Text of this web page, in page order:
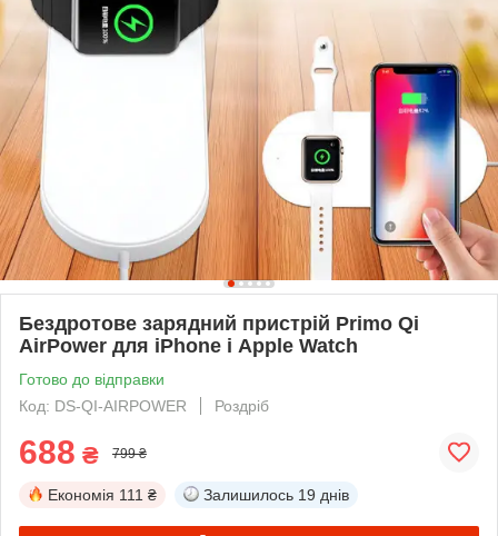
Бездротове зарядний пристрій Primo Qi
AirPower для iPhone і Apple Watch
Готово до відправки
Код: DS-QI-AIRPOWER
Роздріб
688 ₴ 799 ₴
Економія 111 ₴ Залишилось 19 днів